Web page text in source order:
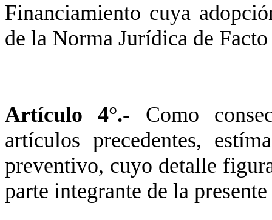
Financiamiento cuya
de la Norma Jurídica de
Artículo 4°.- Como
artículos precedentes,
preventivo, cuyo detalle
parte integrante de la